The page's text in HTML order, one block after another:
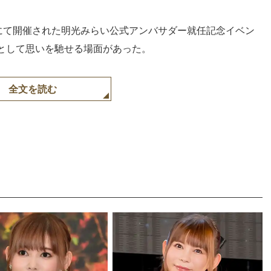
開催された明光みらい公式アンバサダー就任記念イベン
て思いを馳せる場面があった。
全文を読む